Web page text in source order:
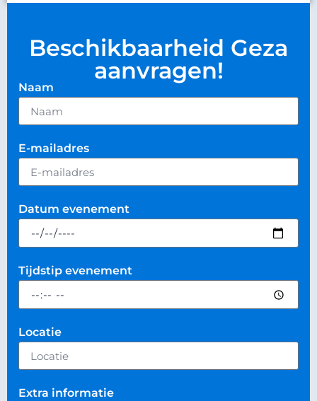
Beschikbaarheid Geza
aanvragen!
Naam
E-mailadres
Datum evenement
Tijdstip evenement
Locatie
Extra informatie